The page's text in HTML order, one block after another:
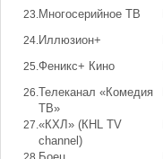
Многосерийное ТВ
Иллюзион+
Феникс+ Кино
Телеканал «Комедия
ТВ»
«КХЛ» (КHL TV
channel)